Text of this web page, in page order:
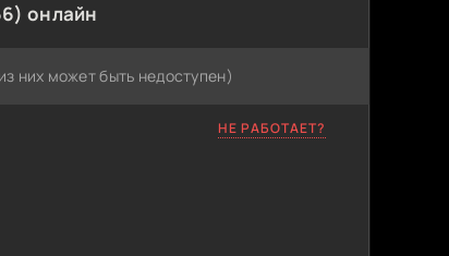
онлайн
них может быть недоступен)
НЕ РАБОТАЕТ?